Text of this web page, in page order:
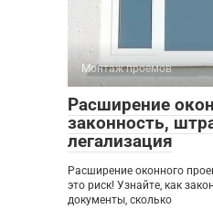
Монтаж проемов
Расширение
законность,
легализация
Расширение оконного
это риск! Узнайте, как
документы, сколько